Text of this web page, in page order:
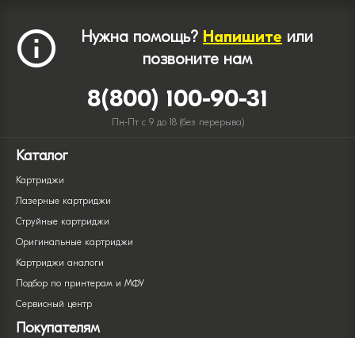
Нужна помощь? Напишите или
позвоните нам
8(800) 100-90-31
Пн-Пт с 9 до 18 (без перерыва)
Каталог
Картриджи
Лазерные картриджи
Струйные картриджи
Оригинальные картриджи
Картриджи аналоги
Подбор по принтерам и МФУ
Сервисный центр
Покупателям